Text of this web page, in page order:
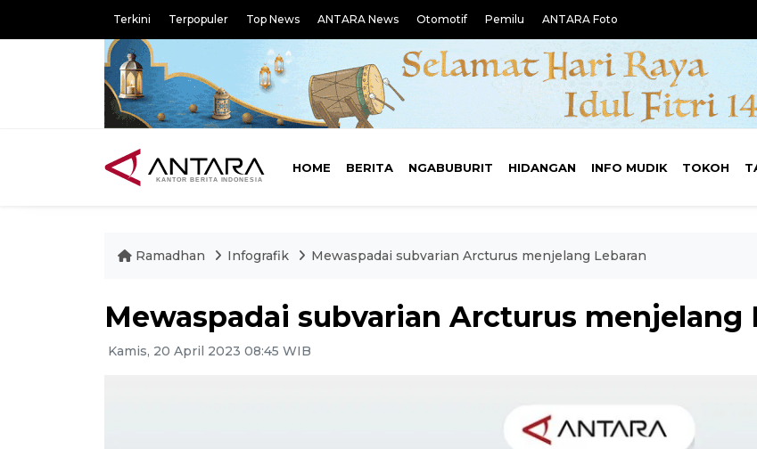
Terkini Terpopuler Top News ANTARA News Otomotif Pemilu ANTARA Foto
HOME BERITA NGABUBURIT HIDANGAN INFO MUDIK TOKOH
Ramadhan Infografik Mewaspadai subvarian Arcturus menjelang Lebaran
Mewaspadai subvarian Arcturus menjelang
Kamis, 20 April 2023 08:45 WIB